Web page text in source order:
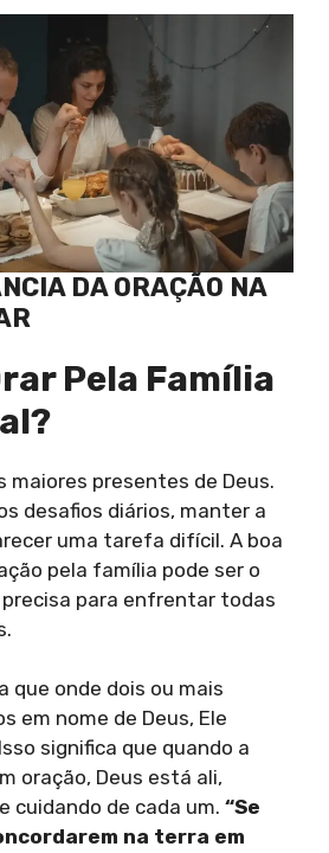
DA ORAÇÃO NA
Pela Família
maiores presentes de Deus.
desafios diários, manter a
uma tarefa difícil. A boa
pela família pode ser o
para enfrentar todas
que onde dois ou mais
em nome de Deus, Ele
significa que quando a
oração, Deus está ali,
cuidando de cada um. “Se
na terra em